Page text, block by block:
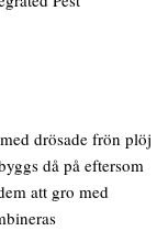
drösade frön plöj
då på eftersom
att gro med